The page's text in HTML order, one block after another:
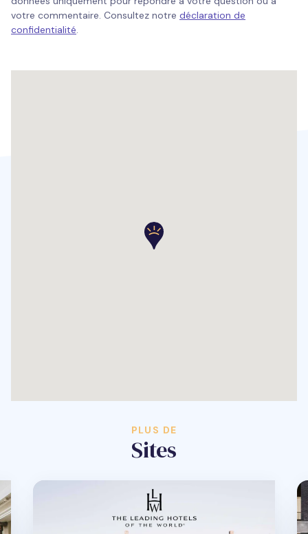
votre commentaire. Consultez notre déclaration de
confidentialité.
PLUS DE
Sites